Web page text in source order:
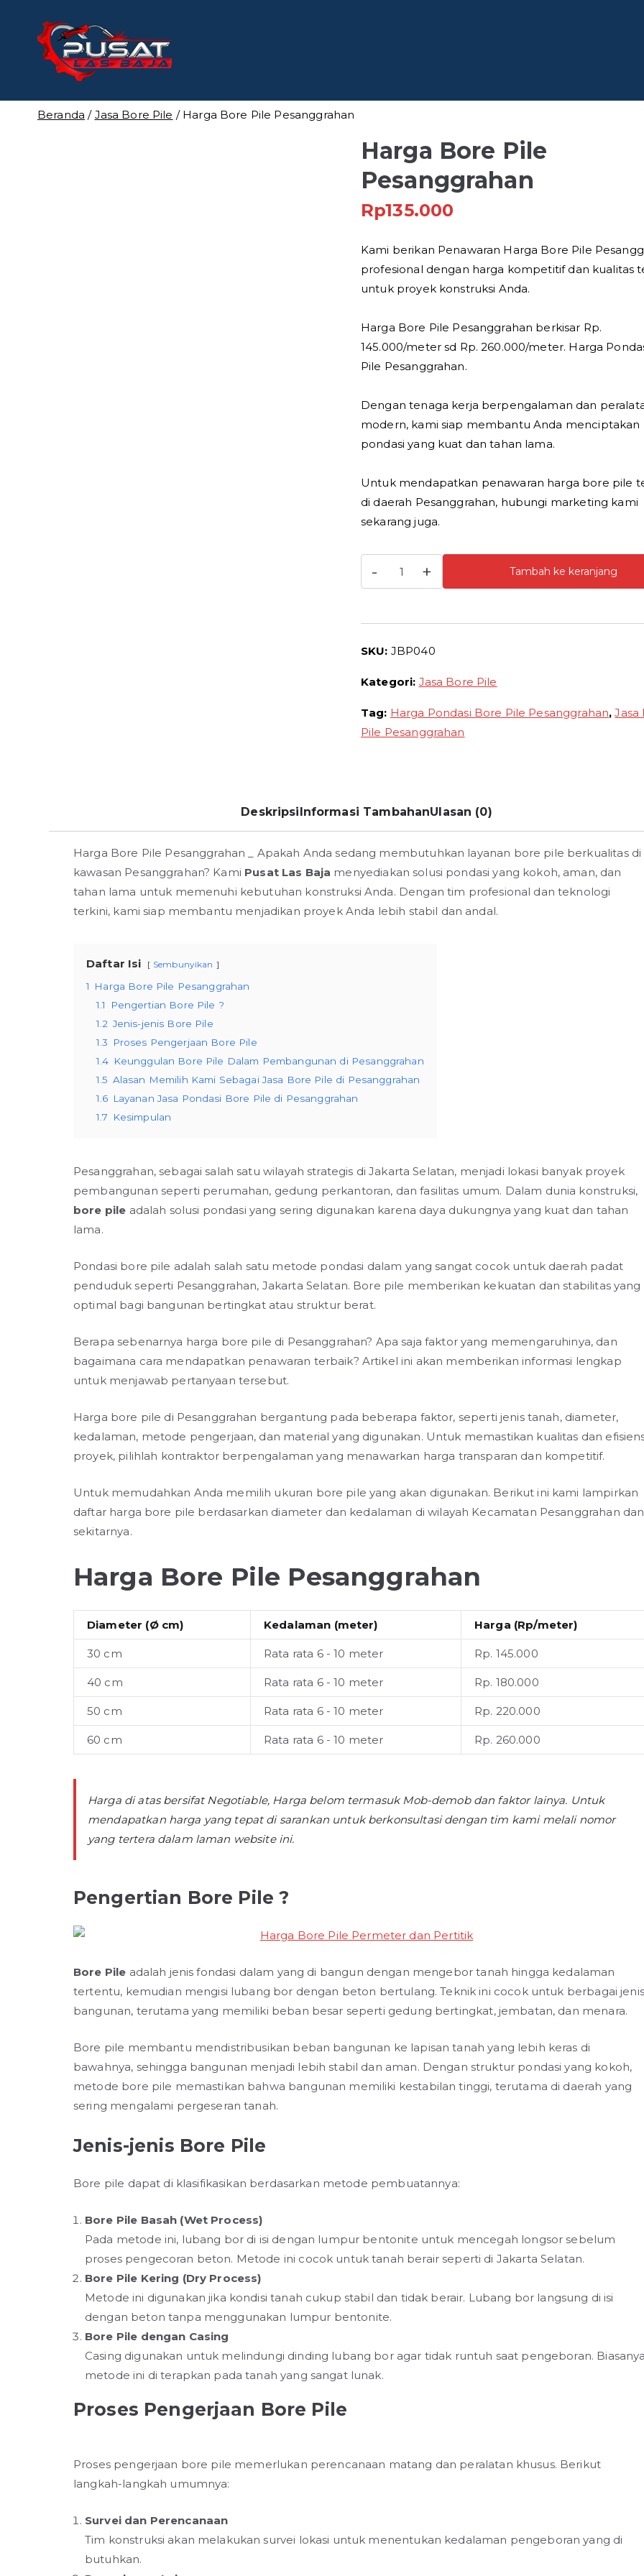
Beranda / Jasa Bore Pile / Harga Bore Pile Pesanggrahan
Harga Bore Pile
Pesanggrahan
Rp135.000
Kami berikan Penawaran Harga Bore Pile
profesional dengan harga kompetitif dan kualitas
untuk proyek konstruksi Anda.
Harga Bore Pile Pesanggrahan berkisar Rp.
145.000/meter sd Rp. 260.000/meter. Harga
Pile Pesanggrahan.
Dengan tenaga kerja berpengalaman dan
modern, kami siap membantu Anda menciptakan
pondasi yang kuat dan tahan lama.
Untuk mendapatkan penawaran harga bore pile
di daerah Pesanggrahan, hubungi marketing kami
sekarang juga.
-
Pile
+ Tambah ke keranjang
SKU: JBP040
Kategori: Jasa Bore Pile
Tag: Harga Pondasi Bore Pile Pesanggrahan,Jasa
Pile Pesanggrahan
DeskripsiInformasi TambahanUlasan (0)
Harga Bore Pile Pesanggrahan _ Apakah Anda sedang membutuhkan layanan bore pile berkualitas di
kawasan Pesanggrahan? Kami Pusat Las Baja menyediakan solusi pondasi yang kokoh, aman, dan
tahan lama untuk memenuhi kebutuhan konstruksi Anda. Dengan tim profesional dan teknologi
terkini, kami siap membantu menjadikan proyek Anda lebih stabil dan andal.
Daftar Isi Sembunyikan
1
Harga Bore Pile Pesanggrahan
1.1
Pengertian Bore Pile ?
1.2 Jenis-jenis Bore Pile
1.3
Proses Pengerjaan Bore Pile
1.4 Keunggulan Bore Pile Dalam Pembangunan di Pesanggrahan
1.5 Alasan Memilih Kami Sebagai Jasa Bore Pile di Pesanggrahan
1.6 Layanan Jasa Pondasi Bore Pile di Pesanggrahan
1.7
Kesimpulan
Pesanggrahan, sebagai salah satu wilayah strategis di Jakarta Selatan, menjadi lokasi banyak proyek
pembangunan seperti perumahan, gedung perkantoran, dan fasilitas umum. Dalam dunia konstruksi,
bore pile adalah solusi pondasi yang sering digunakan karena daya dukungnya yang kuat dan tahan
lama.
Pondasi bore pile adalah salah satu metode pondasi dalam yang sangat cocok untuk daerah padat
penduduk seperti Pesanggrahan, Jakarta Selatan. Bore pile memberikan kekuatan dan stabilitas yang
optimal bagi bangunan bertingkat atau struktur berat.
Berapa sebenarnya harga bore pile di Pesanggrahan? Apa saja faktor yang memengaruhinya, dan
bagaimana cara mendapatkan penawaran terbaik? Artikel ini akan memberikan informasi lengkap
untuk menjawab pertanyaan tersebut.
Harga bore pile di Pesanggrahan bergantung pada beberapa faktor, seperti jenis tanah, diameter,
kedalaman, metode pengerjaan, dan material yang digunakan. Untuk memastikan kualitas dan
proyek, pilihlah kontraktor berpengalaman yang menawarkan harga transparan dan kompetitif.
Untuk memudahkan Anda memilih ukuran bore pile yang akan digunakan. Berikut ini kami lampirkan
daftar harga bore pile berdasarkan diameter dan kedalaman di wilayah Kecamatan Pesanggrahan dan
sekitarnya.
Harga Bore Pile Pesanggrahan
Diameter (Ø cm) Kedalaman (meter) Harga (Rp/meter)
30 cm Rata rata 6 - 10 meter Rp. 145.000
40 cm Rata rata 6 - 10 meter Rp. 180.000
50 cm Rata rata 6 - 10 meter Rp. 220.000
60 cm Rata rata 6 - 10 meter Rp. 260.000
Harga di atas bersifat Negotiable, Harga belom termasuk Mob-demob dan faktor lainya. Untuk
mendapatkan harga yang tepat di sarankan untuk berkonsultasi dengan tim kami melali nomor
yang tertera dalam laman website ini.
Pengertian Bore Pile ?
Bore Pile adalah jenis fondasi dalam yang di bangun dengan mengebor tanah hingga kedalaman
tertentu, kemudian mengisi lubang bor dengan beton bertulang. Teknik ini cocok untuk berbagai jenis
bangunan, terutama yang memiliki beban besar seperti gedung bertingkat, jembatan, dan menara.
Bore pile membantu mendistribusikan beban bangunan ke lapisan tanah yang lebih keras di
bawahnya, sehingga bangunan menjadi lebih stabil dan aman. Dengan struktur pondasi yang kokoh,
metode bore pile memastikan bahwa bangunan memiliki kestabilan tinggi, terutama di daerah yang
sering mengalami pergeseran tanah.
Jenis-jenis Bore Pile
Bore pile dapat di klasifikasikan berdasarkan metode pembuatannya:
Bore Pile Basah (Wet Process)
Pada metode ini, lubang bor di isi dengan lumpur bentonite untuk mencegah longsor sebelum
proses pengecoran beton. Metode ini cocok untuk tanah berair seperti di Jakarta Selatan.
Bore Pile Kering (Dry Process)
Metode ini digunakan jika kondisi tanah cukup stabil dan tidak berair. Lubang bor langsung di isi
dengan beton tanpa menggunakan lumpur bentonite.
Bore Pile dengan Casing
Casing digunakan untuk melindungi dinding lubang bor agar tidak runtuh saat pengeboran.
metode ini di terapkan pada tanah yang sangat lunak.
Proses Pengerjaan Bore Pile
Proses pengerjaan bore pile memerlukan perencanaan matang dan peralatan khusus. Berikut
langkah-langkah umumnya:
Survei dan Perencanaan
Tim konstruksi akan melakukan survei lokasi untuk menentukan kedalaman pengeboran yang di
butuhkan.